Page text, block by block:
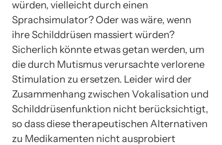
würden, vielleicht durch einen
Sprachsimulator? Oder was wäre, wenn
ihre Schilddrüsen massiert würden?
Sicherlich könnte etwas getan werden, um
die durch Mutismus verursachte verlorene
Stimulation zu ersetzen. Leider wird der
Zusammenhang zwischen Vokalisation und
Schilddrüsenfunktion nicht berücksichtigt,
so dass diese therapeutischen Alternativen
zu Medikamenten nicht ausprobiert